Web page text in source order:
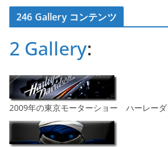
カ
イ246 Gallery コンテンツ
2 Gallery:
2009年の東京モーターショー ハーレー